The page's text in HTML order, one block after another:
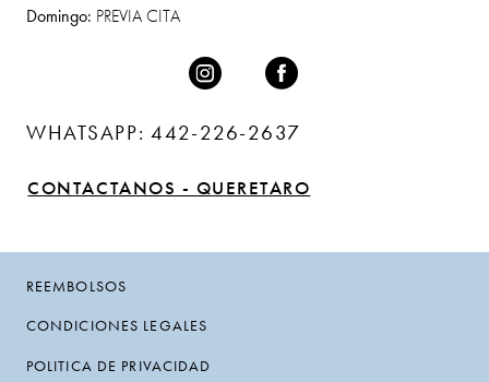
Domingo: PREVIA CITA
WHATSAPP: 442-226-2637
CONTACTANOS - QUERETARO
REEMBOLSOS
CONDICIONES LEGALES
POLITICA DE PRIVACIDAD